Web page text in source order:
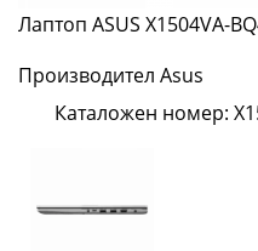
Fly.bg
Лаптоп ASUS X1504VA-
Производител Asus
Каталожен номер: